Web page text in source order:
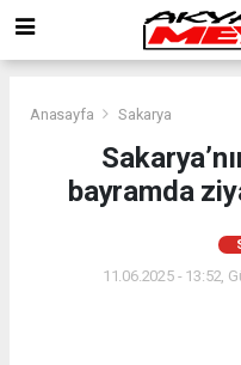
Anasayfa Sakarya
bayramda
11.06.2025 - 13:52,